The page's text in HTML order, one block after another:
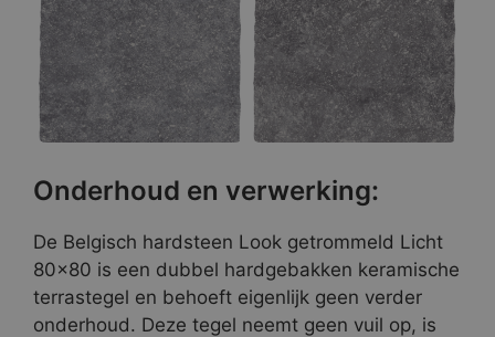
Onderhoud en verwerking:
De Belgisch hardsteen Look getrommeld Licht
80×80 is een dubbel hardgebakken keramische
terrastegel en behoeft eigenlijk geen verder
onderhoud. Deze tegel neemt geen vuil op, is